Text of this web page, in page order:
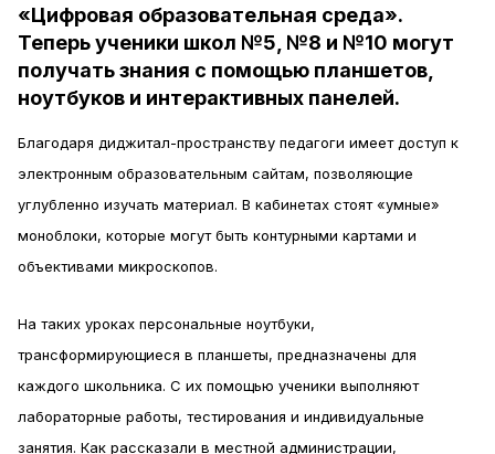
«Цифровая образовательная среда».
Теперь ученики школ №5, №8 и №10 могут
получать знания с помощью планшетов,
ноутбуков и интерактивных панелей.
Благодаря диджитал-пространству педагоги имеет доступ к
электронным образовательным сайтам, позволяющие
углубленно изучать материал. В кабинетах стоят «умные»
моноблоки, которые могут быть контурными картами и
объективами микроскопов.
На таких уроках персональные ноутбуки,
трансформирующиеся в планшеты, предназначены для
каждого школьника. С их помощью ученики выполняют
лабораторные работы, тестирования и индивидуальные
занятия. Как рассказали в местной администрации,